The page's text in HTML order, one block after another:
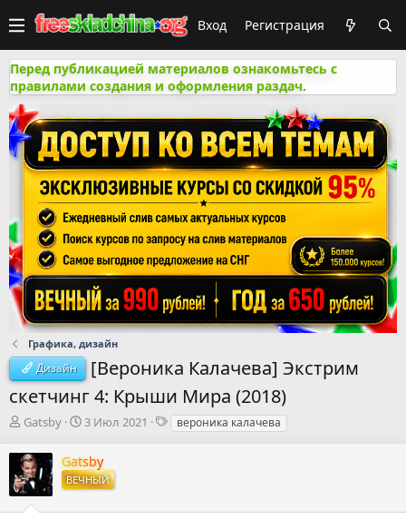
Вход Регистрация
Перед публикацией материалов ознакомьтесь с
правилами создания и оформления раздач.
Графика, дизайн
Дизайн
[Вероника Калачева] Экстрим
скетчинг 4: Крыши Мира (2018)
А
т
о
р
Gatsby
Д
т
а
н
3 Июл 2021
Твероника калачева
Gatsby
ВЕЧНЫЙ